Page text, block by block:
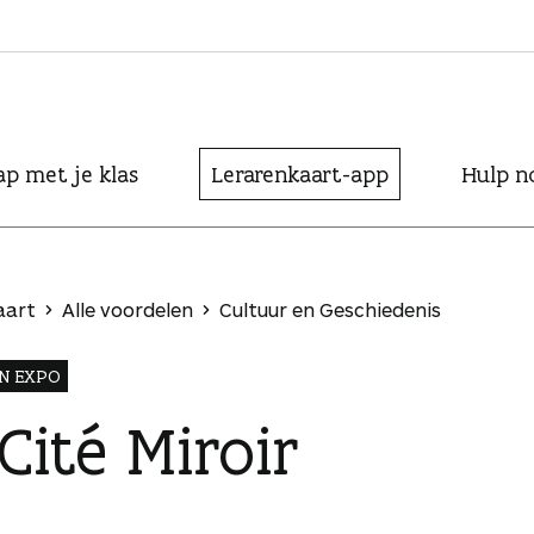
met je klas Lerarenkaart-app Hulp
Alle voordelen Cultuur en Geschiedenis
EXPO
Miroir